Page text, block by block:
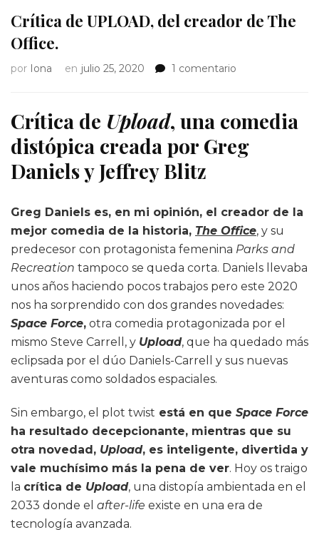
Crítica de UPLOAD, del creador de The
Office.
por Iona en julio 25, 2020 1 comentario
UPLOAD,
del
creador
de
Crítica de Upload, una comedia
distópica creada por Greg
Daniels y Jeffrey Blitz
Greg Daniels es, en mi opinión, el creador de la
mejor comedia de la historia, The Office, y su
predecesor con protagonista femenina Parks and
Recreation tampoco se queda corta. Daniels llevaba
unos años haciendo pocos trabajos pero este 2020
nos ha sorprendido con dos grandes novedades:
Space Force, otra comedia protagonizada por el
mismo Steve Carrell, y Upload, que ha quedado más
eclipsada por el dúo Daniels-Carrell y sus nuevas
aventuras como soldados espaciales.
Sin embargo, el plot twist está en que Space Force
ha resultado decepcionante, mientras que su
otra novedad, Upload, es inteligente, divertida y
vale muchísimo más la pena de ver. Hoy os traigo
la crítica de Upload, una distopía ambientada en el
2033 donde el after-life existe en una era de
tecnología avanzada.